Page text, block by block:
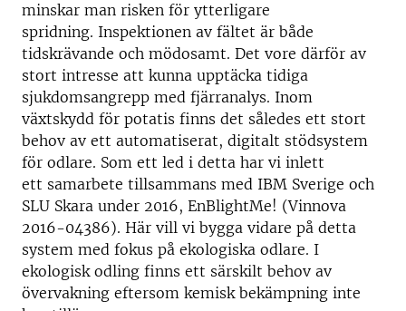
minskar man risken för ytterligare
spridning. Inspektionen av fältet är både
tidskrävande och mödosamt. Det vore därför av
stort intresse att kunna upptäcka tidiga
sjukdomsangrepp med fjärranalys. Inom
växtskydd för potatis finns det således ett stort
behov av ett automatiserat, digitalt stödsystem
för odlare. Som ett led i detta har vi inlett
ett samarbete tillsammans med IBM Sverige och
SLU Skara under 2016, EnBlightMe! (Vinnova
2016-04386). Här vill vi bygga vidare på detta
system med fokus på ekologiska odlare. I
ekologisk odling finns ett särskilt behov av
övervakning eftersom kemisk bekämpning inte